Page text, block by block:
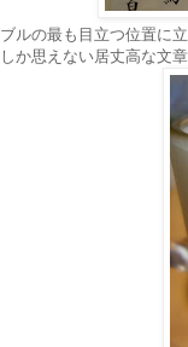
ルの最も目立つ位置に
か思えない居丈高な文章